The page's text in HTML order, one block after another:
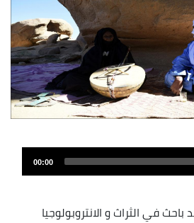
00:00
باحث في الثراث و الانتروبولوجيا